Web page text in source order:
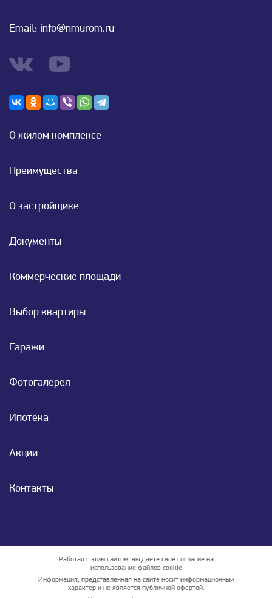
О жилом комплексе
Преимущества
О застройщике
Документы
Коммерческие площади
Выбор квартиры
Гаражи
Фотогалерея
Ипотека
Акции
Контакты
Email: info@nmurom.ru
Работая с этим сайтом, вы даете свое согласие на
использование файлов cookie
Информация, представленная на сайте носит информационный
характер и не является публичной офертой.